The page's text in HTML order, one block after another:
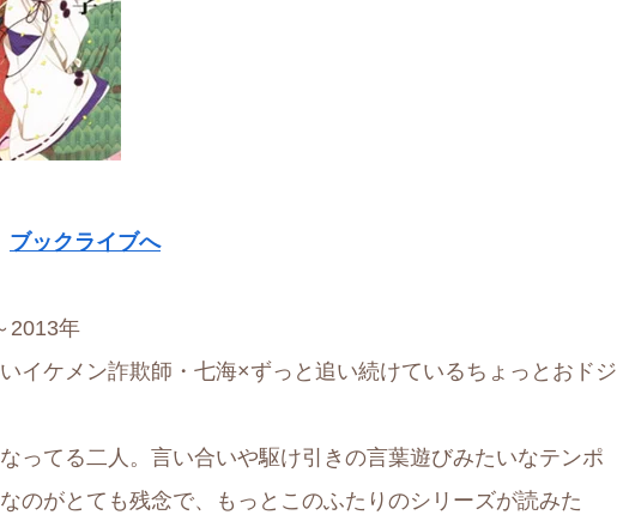
ブックライブへ
2013年
イケメン詐欺師・七海×ずっと追い続けているちょっとおドジ
ってる二人。言い合いや駆け引きの言葉遊びみたいなテンポ
のがとても残念で、もっとこのふたりのシリーズが読みた